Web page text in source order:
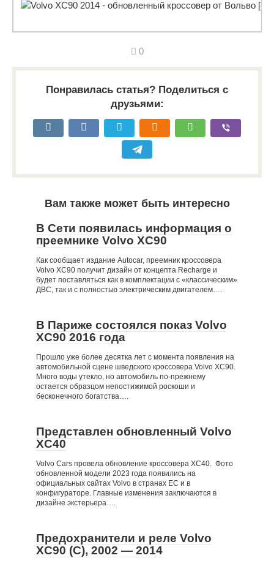
0
Понравилась статья? Поделиться с
друзьями:
Вам также может быть интересно
В Сети появилась информация о
преемнике Volvo XC90
Как сообщает издание Autocar, преемник кроссовера
Volvo XC90 получит дизайн от концепта Recharge и
будет поставляться как в комплектации с «классическим»
ДВС, так и с полностью электрическим двигателем….
В Париже состоялся показ Volvo
XC90 2016 года
Прошло уже более десятка лет с момента появления на
автомобильной сцене шведского кроссовера Volvo XC90.
Много воды утекло, но автомобиль по-прежнему
остается образцом непостижимой роскоши и
бесконечного богатства….
Представлен обновленный Volvo
XC40
Volvo Cars провела обновление кроссовера XC40. Фото
обновленной модели 2023 года появились на
официальных сайтах Volvo в странах ЕС и в
конфигураторе. Главные изменения заключаются в
дизайне экстерьера….
Предохранители и реле Volvo
XC90 (C), 2002 — 2014